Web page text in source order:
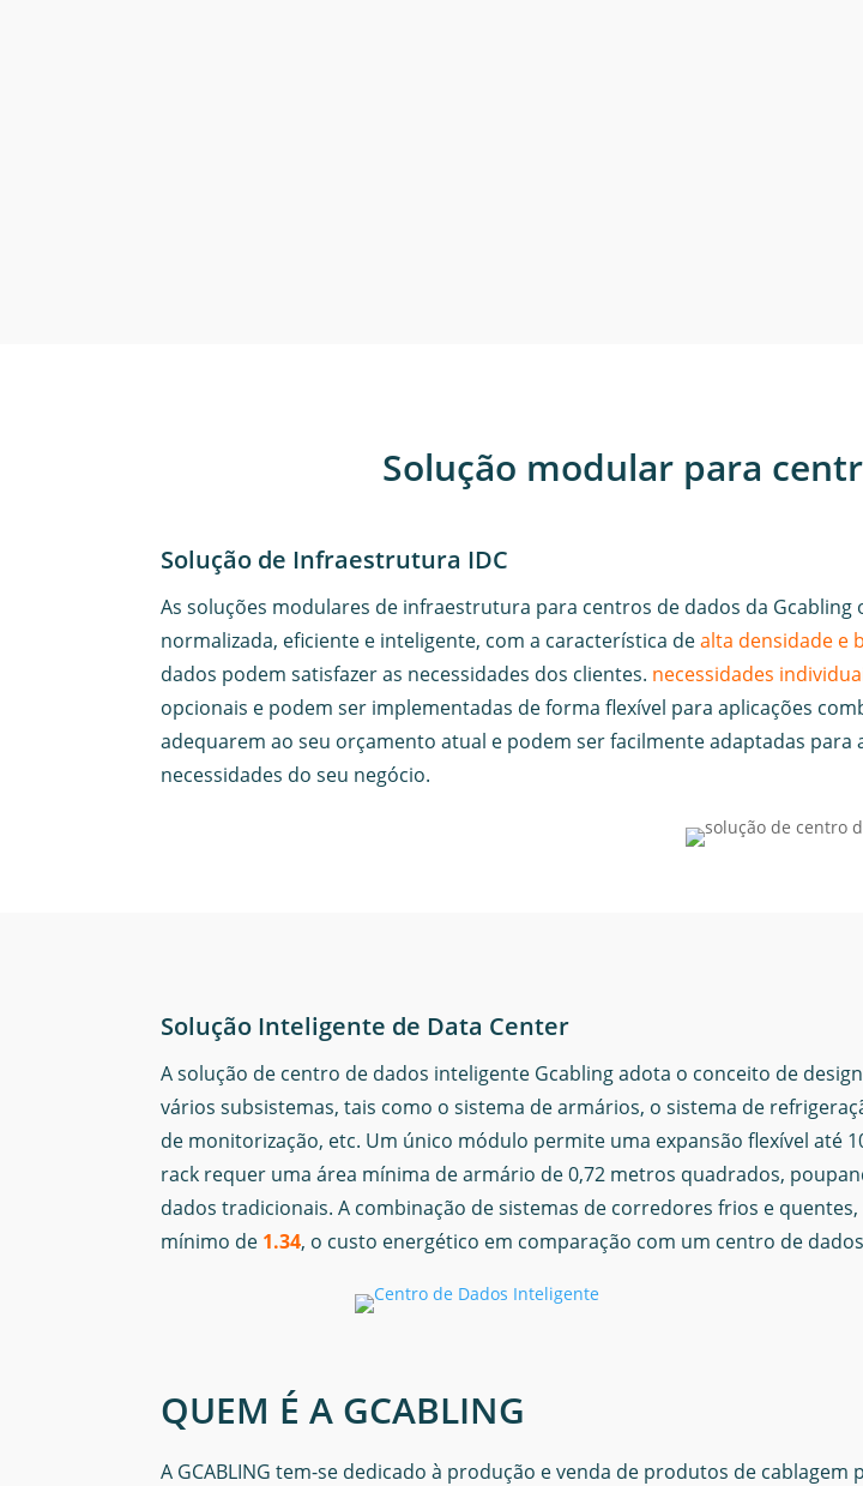
Solução modular para
Solução de Infraestrutura IDC
As soluções modulares de infraestrutura para centros de dados da
normalizada, eficiente e inteligente, com a característica dealta densidade e
dados podem satisfazer as necessidades dos clientes. necessidades
opcionais e podem ser implementadas de forma flexível para aplicações
adequarem ao seu orçamento atual e podem ser facilmente adaptadas
necessidades do seu negócio.
Solução Inteligente de Data Center
A solução de centro de dados inteligente Gcabling adota o conceito de
vários subsistemas, tais como o sistema de armários, o sistema de
de monitorização, etc. Um único módulo permite uma expansão flexível até
rack requer uma área mínima de armário de 0,72 metros quadrados,
dados tradicionais. A combinação de sistemas de corredores frios e
mínimo de 1.34, o custo energético em comparação com um centro de
QUEM É A GCABLING
A GCABLING tem-se dedicado à produção e venda de produtos de cablagem